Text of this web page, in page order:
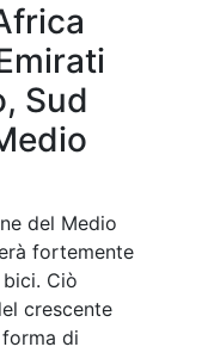
Sud
del Medio
fortemente
Ciò
crescente
di